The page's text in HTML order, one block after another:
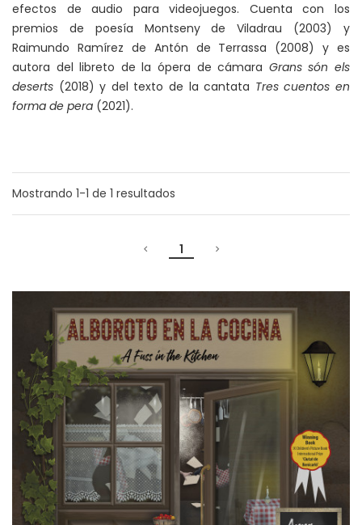
efectos de audio para videojuegos. Cuenta con los
premios de poesía Montseny de Viladrau (2003) y
Raimundo Ramírez de Antón de Terrassa (2008) y es
autora del libreto de la ópera de cámara Grans són els
deserts (2018) y del texto de la cantata Tres cuentos en
forma de pera (2021).
Mostrando 1-1 de 1 resultados
1